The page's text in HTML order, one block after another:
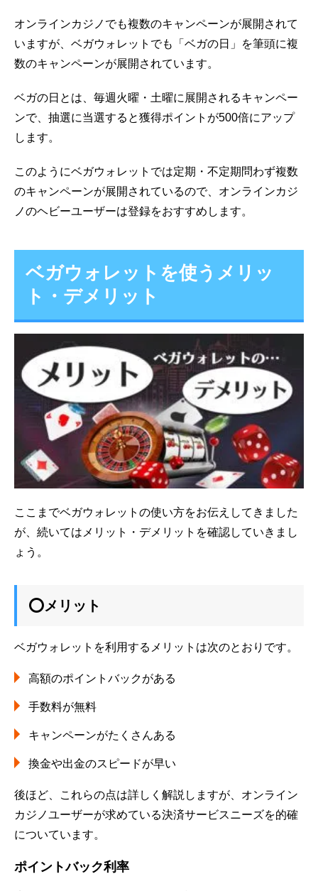
オンラインカジノでも複数のキャンペーンが展開されて
いますが、ベガウォレットでも「ベガの日」を筆頭に複
数のキャンペーンが展開されています。
ベガの日とは、毎週火曜・土曜に展開されるキャンペー
ンで、抽選に当選すると獲得ポイントが500倍にアップ
します。
このようにベガウォレットでは定期・不定期問わず複数
のキャンペーンが展開されているので、オンラインカジ
ノのヘビーユーザーは登録をおすすめします。
ベガウォレットを使うメリッ
ト・デメリット
ここまでベガウォレットの使い方をお伝えしてきました
が、続いてはメリット・デメリットを確認していきまし
ょう。
⭕メリット
ベガウォレットを利用するメリットは次のとおりです。
高額のポイントバックがある
手数料が無料
キャンペーンがたくさんある
換金や出金のスピードが早い
後ほど、これらの点は詳しく解説しますが、オンライン
カジノユーザーが求めている決済サービスニーズを的確
についています。
ポイントバック利率